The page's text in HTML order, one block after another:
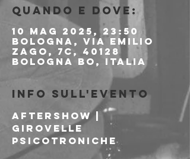
Quando e dove:
10 mag 2025, 23:50
Bologna, Via Emilio
Zago, 7c, 40128
Bologna BO, Italia
Info sull'evento
AFTERSHOW |
GIROVELLE
PSICOTRONICHE